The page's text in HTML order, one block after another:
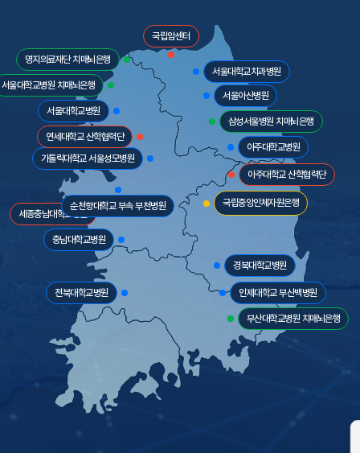
국립암센터
서울대학교치과병원
서울아산병원
삼성서울병원 치매뇌은행
아주대학교병원
아주대학교 산학협력단
국립중앙인체자원은행
경북대학교병원
인제대학교 부산백병원
부산대학교병원 치매뇌은행
전북대학교병원
충남대학교병원
세종충남대학교병원
순천향대학교 부속 부천병원
가톨릭대학교 서울성모병원
연세대학교 산학협력단
서울대학교병원
서울대학교병원 치매뇌은행
명지의료재단 치매뇌은행